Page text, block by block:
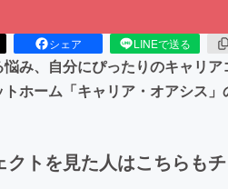
シェア LINEで送る
み、自分にぴったりのキャリ
ホーム「キャリア・オアシス
クトを見た人はこちらも